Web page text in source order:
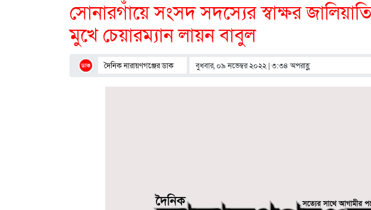
সোনারগাঁয়ে সংসদ সদস্যের স্বাক্ষর
মুখে চেয়ারম্যান লায়ন বাবুল
দৈনিক নারায়ণগঞ্জের ডাক বুধবার, ০৯ নভেম্বর ২০২২ | ৩:৩৪ অপরাহ্ণ